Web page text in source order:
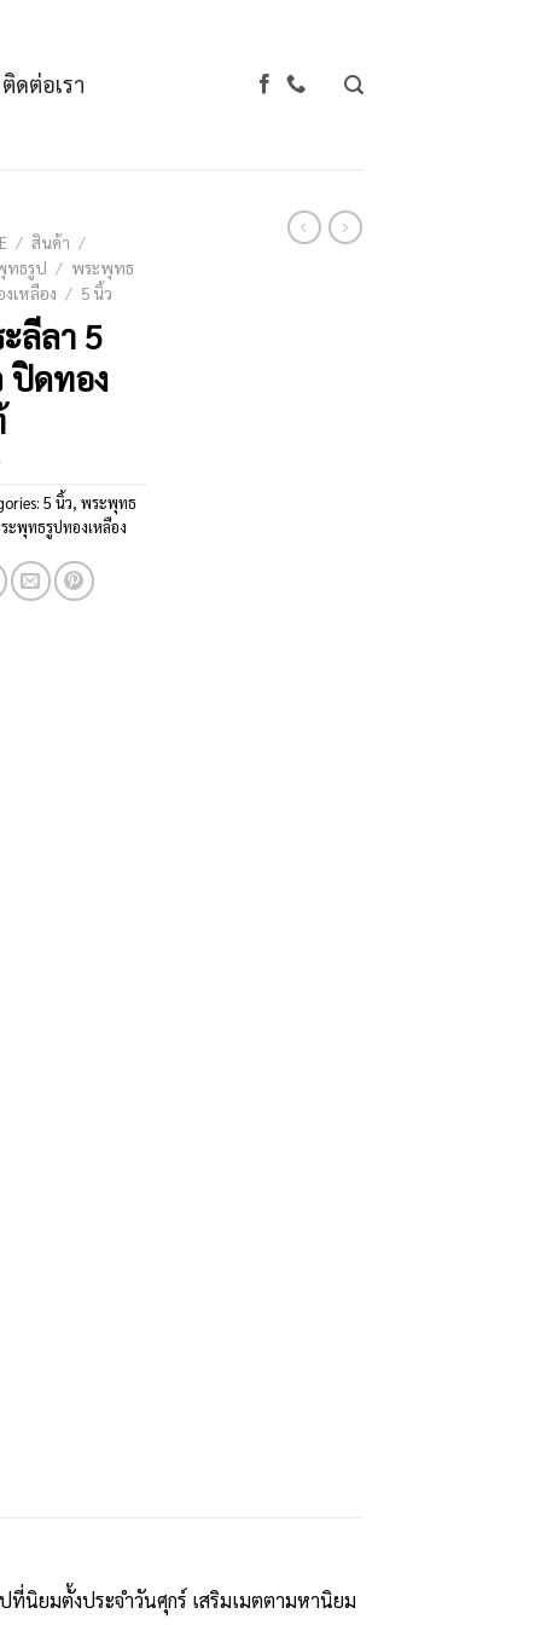
ติดต่อเรา
/ สินค้า /
ทธรูป / พระพุทธ
เหลือง / 5 นิ้ว
ลีลา 5
ปิดทอง
5 นิ้ว, พระพุทธ
ะพุทธรูปทองเหลือง
นิยมตั้งประจำวันศุกร์ เสริมเมตตามหานิยม